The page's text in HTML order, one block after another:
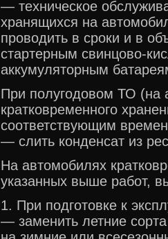
— техническое
хранящихся на
проводить в сроки и в
стартерным свинцово-
аккумуляторным
При полугодовом ТО (на
кратковременного
соответствующим
— слить конденсат из
На автомобилях
указанных выше работ,
1. При подготовке к
— заменить летние